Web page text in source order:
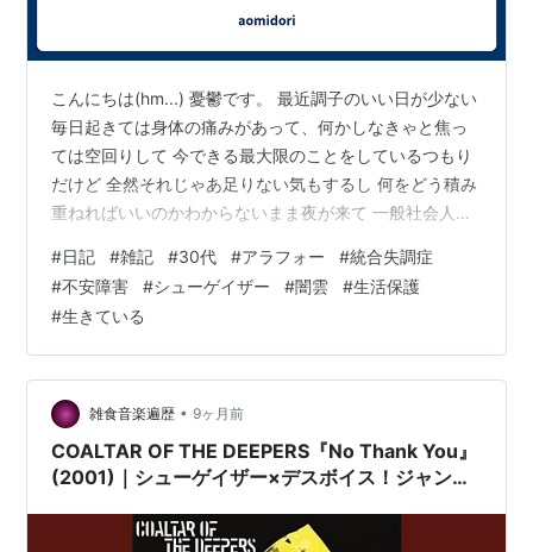
こんにちは(hm...) 憂鬱です。 最近調子のいい日が少ない
毎日起きては身体の痛みがあって、何かしなきゃと焦っ
ては空回りして 今できる最大限のことをしているつもり
だけど 全然それじゃあ足りない気もするし 何をどう積み
重ねればいいのかわからないまま夜が来て 一般社会人が
自答してもボールはどこか遠くへ行ってしまって 探しに
行く気力もなくて日々が浪費されていくような感覚 少し
ずつ前に進んではいるんだと思う でもその進むスピード
じゃお爺さんになる頃ようやくスタートラインなんじゃ
ないか？ なんて思ったりするんです。 この記事に何の意
味があるかはわか…
#日記 #雑記 #30代 #アラフォー #統合失調症
#不安障害 #シューゲイザー #闇雲 #生活保護
#生きている
雑食音楽遍歴 • 9ヶ月前
COALTAR OF THE DEEPERS『No Thank You』
(2001)｜シューゲイザー×デスボイス！ジャンル